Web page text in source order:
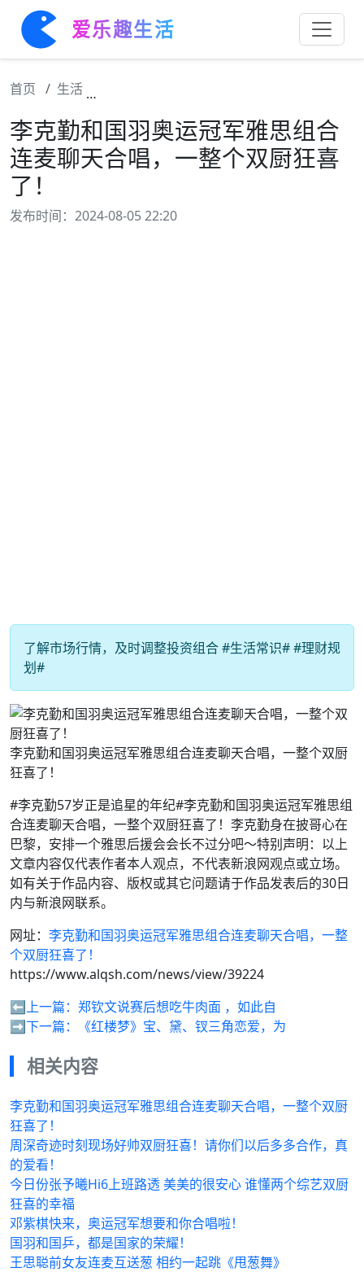
爱乐趣生活
首页 生活
李克勤和国羽奥运冠军雅思组合
连麦聊天合唱，一整个双厨狂喜
了！
发布时间：2024-08-05 22:20
了解市场行情，及时调整投资组合 #生活常识# #理财规
划#
李克勤和国羽奥运冠军雅思组合连麦聊天合唱，一整个双厨
狂喜了！
#李克勤57岁正是追星的年纪#李克勤和国羽奥运冠军雅思组
合连麦聊天合唱，一整个双厨狂喜了！李克勤身在披哥心在
巴黎，安排一个雅思后援会会长不过分吧～特别声明：以上
文章内容仅代表作者本人观点，不代表新浪网观点或立场。
如有关于作品内容、版权或其它问题请于作品发表后的30日
内与新浪网联系。
网址： 李克勤和国羽奥运冠军雅思组合连麦聊天合唱，一整
个双厨狂喜了！
https://www.alqsh.com/news/view/39224
⬅️上一篇： 郑钦文说赛后想吃牛肉面 ，如此自
➡️下一篇：
《红楼梦》宝、黛、钗三角恋爱，为
相关内容
李克勤和国羽奥运冠军雅思组合连麦聊天合唱，一整个双厨
狂喜了！
周深奇迹时刻现场好帅双厨狂喜！请你们以后多多合作，真
的爱看！
今日份张予曦Hi6上班路透 美美的很安心 谁懂两个综艺双厨
狂喜的幸福
邓紫棋快来，奥运冠军想要和你合唱啦！
国羽和国乒，都是国家的荣耀！
王思聪前女友连麦互送葱 相约一起跳《甩葱舞》